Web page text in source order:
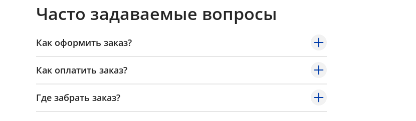
Часто задаваемые вопросы
Как оформить заказ?
Как оплатить заказ?
Где забрать заказ?